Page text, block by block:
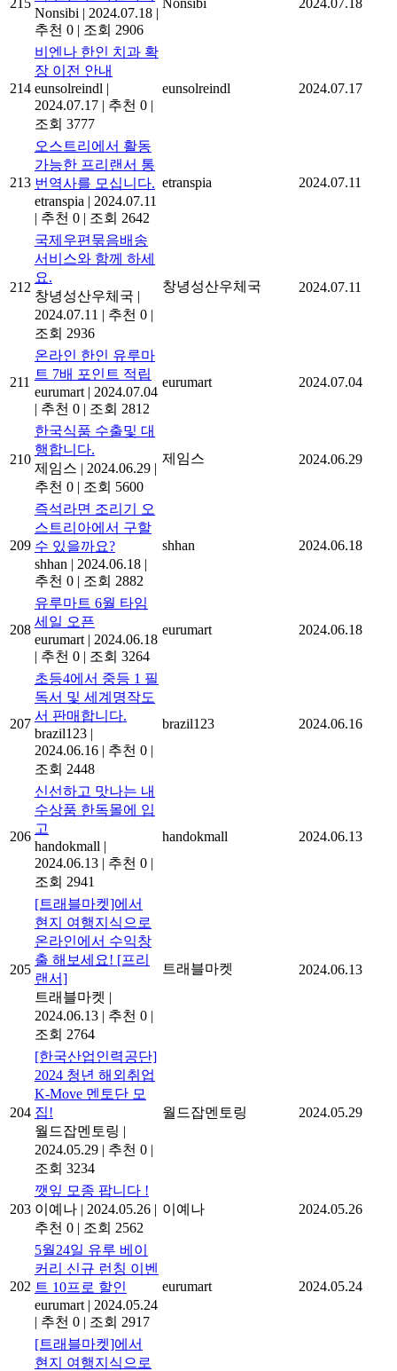
Nonsibi | 2024.07.18 |
추천 0 | 조회 2906
214
비엔나 한인 치과 확
장 이전 안내
eunsolreindl |
2024.07.17 | 추천 0 |
조회 3777
eunsolreindl 2024.07.17
213
오스트리에서 활동
가능한 프리랜서 통
번역사를 모십니다.
etranspia | 2024.07.11
| 추천 0 | 조회 2642
etranspia 2024.07.11
212
국제우편묶음배송
서비스와 함께 하세
요.
창녕성산우체국 |
2024.07.11 | 추천 0 |
조회 2936
창녕성산우체국 2024.07.11
211
온라인 한인 유루마
트 7배 포인트 적립
eurumart | 2024.07.04
| 추천 0 | 조회 2812
eurumart 2024.07.04
210
한국식품 수출및 대
행합니다.
제임스 | 2024.06.29 |
추천 0 | 조회 5600
제임스 2024.06.29
209
즉석라면 조리기 오
스트리아에서 구할
수 있을까요?
shhan | 2024.06.18 |
추천 0 | 조회 2882
shhan 2024.06.18
208
유루마트 6월 타임
세일 오픈
eurumart | 2024.06.18
| 추천 0 | 조회 3264
eurumart 2024.06.18
207
초등4에서 중등 1 필
독서 및 세계명작도
서 판매합니다.
brazil123 |
2024.06.16 | 추천 0 |
조회 2448
brazil123 2024.06.16
206
신선하고 맛나는 내
수상품 한독몰에 입
고
handokmall |
2024.06.13 | 추천 0 |
조회 2941
handokmall 2024.06.13
205
[트래블마켓]에서
현지 여행지식으로
온라인에서 수익창
출 해보세요! [프리
랜서]
트래블마켓 |
2024.06.13 | 추천 0 |
조회 2764
트래블마켓 2024.06.13
204
[한국산업인력공단]
2024 청년 해외취업
K-Move 멘토단 모
집!
월드잡멘토링 |
2024.05.29 | 추천 0 |
조회 3234
월드잡멘토링 2024.05.29
203
깻잎 모종 팝니다 !
이예나 | 2024.05.26 |
추천 0 | 조회 2562
이예나 2024.05.26
202
5월24일 유루 베이
커리 신규 런칭 이벤
트 10프로 할인
eurumart | 2024.05.24
| 추천 0 | 조회 2917
eurumart 2024.05.24
[트래블마켓]에서
현지 여행지식으로